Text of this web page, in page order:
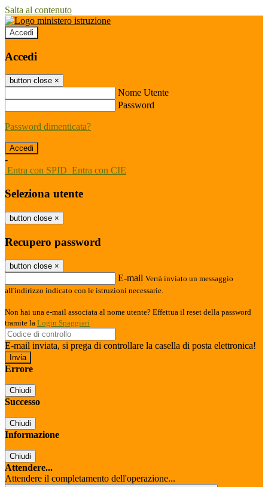
Salta al contenuto
Accedi
Accedi
button close ×
Nome Utente
Password
Password dimenticata?
-
Entra con SPID Entra con CIE
Seleziona utente
button close ×
Recupero password
button close ×
E-mail Verrà inviato un messaggio
all'indirizzo indicato con le istruzioni necessarie.
Non hai una e-mail associata al nome utente? Effettua il reset della password
tramite la Login Spaggiari
E-mail inviata, si prega di controllare la casella di posta elettronica!
Errore
Chiudi
Successo
Chiudi
Informazione
Chiudi
Attendere...
Attendere il completamento dell'operazione...